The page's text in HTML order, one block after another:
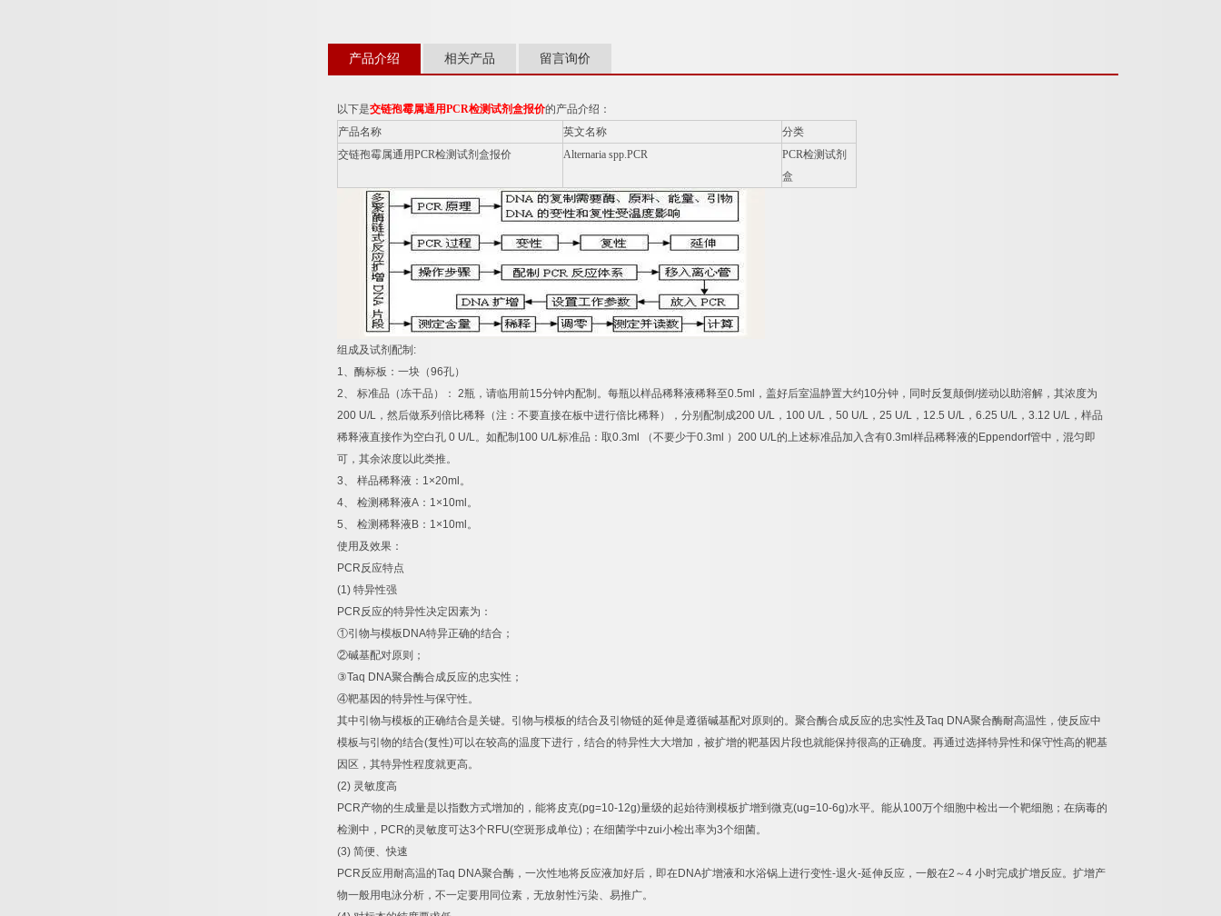
产品介绍 相关产品 留言询价
以下是交链孢霉属通用PCR检测试剂盒报价的产品介绍：
产品名称
英文名称
分类
交链孢霉属通用PCR检测试剂盒报价 Alternaria spp.PCR PCR检测试剂
盒
组成及试剂配制 :
1、酶标板：一块（96孔）
2、 标准品（冻干品）： 2瓶，请临用前15分钟内配制。每瓶以样品稀释液稀释至0.5ml ，盖好后室温静置大约10分钟，同时反复颠倒/搓动以助溶解，其浓度为
200 U/L ，然后做系列倍比稀释（注：不要直接在板中进行倍比稀释），分别配制成200 U/L ， 100 U/L ， 50 U/L ， 25 U/L ， 12.5 U/L ， 6.25 U/L ， 3.12 U/L ，样品
稀释液直接作为空白孔 0 U/L。如配制 100 U/L标准品：取0.3ml （不要少于0.3ml ） 200 U/L的上述标准品加入含有0.3ml 样品稀释液的 Eppendorf管中，混匀即
可，其余浓度以此类推。
3、 样品稀释液： 1×20ml 。
4、 检测稀释液A ： 1×10ml 。
5、 检测稀释液 B ： 1×10ml 。
使用及效果：
PCR反应特点
(1) 特异性强
PCR反应的特异性决定因素为：
①引物与模板 DNA特异正确的结合；
②碱基配对原则；
③Taq DNA聚合酶合成反应的忠实性；
④靶基因的特异性与保守性。
其中引物与模板的正确结合是关键。引物与模板的结合及引物链的延伸是遵循碱基配对原则的。聚合酶合成反应的忠实性及Taq DNA聚合酶耐高温性，使反应中
模板与引物的结合(复性)可以在较高的温度下进行，结合的特异性大大增加，被扩增的靶基因片段也就能保持很高的正确度。再通过选择特异性和保守性高的靶基
因区，其特异性程度就更高。
(2) 灵敏度高
PCR产物的生成量是以指数方式增加的，能将皮克(pg=10-12g)量级的起始待测模板扩增到微克(ug=10-6g)水平。能从100万个细胞中检出一个靶细胞；在病毒的
检测中， PCR的灵敏度可达3个 RFU(空斑形成单位) ；在细菌学中zui小检出率为3个细菌。
(3) 简便、快速
PCR反应用耐高温的Taq DNA聚合酶，一次性地将反应液加好后，即在DNA扩增液和水浴锅上进行变性-退火-延伸反应，一般在2 ～4 小时完成扩增反应。扩增产
物一般用电泳分析，不一定要用同位素，无放射性污染、易推广。